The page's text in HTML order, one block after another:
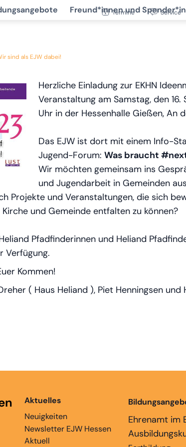
Termine Service
Freund*innen und
sind als EJW dabei!
Herzliche Einladung zur EKHN
Veranstaltung am Samstag, den
Uhr in der Hessenhalle Gießen, An
Das EJW ist dort mit einem Info-
Jugend-Forum: Was braucht
Wir möchten gemeinsam ins
und Jugendarbeit in Gemeinden
Projekte und Veranstaltungen, die sich
und Gemeinde entfalten zu können?
Pfadfinderinnen und Heliand
Verfügung.
Kommen!
( Haus Heliand ), Piet Henningsen
Aktuelles
Neuigkeiten
Newsletter EJW Hessen
Aktuell
Ehrenamt im